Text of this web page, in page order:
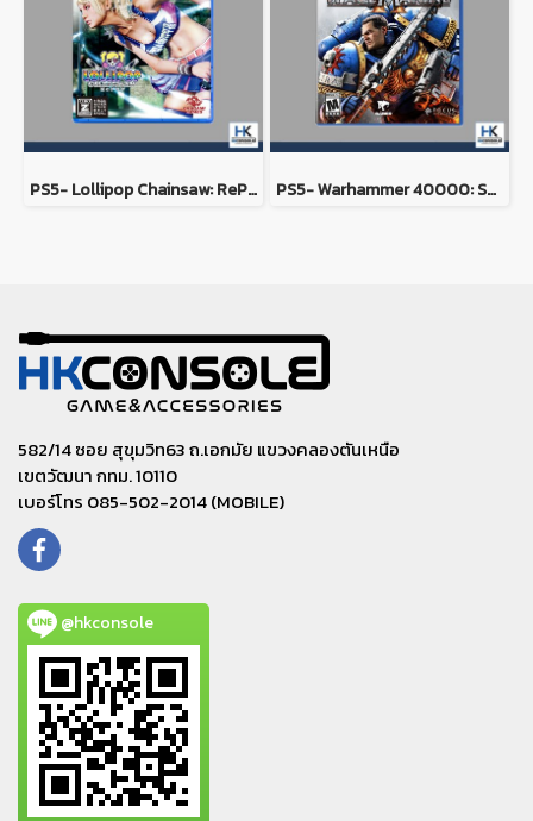
PS5- Lollipop Chainsaw: RePOP PS5- Warhammer 40000: Space Marine 2
582/14 ซอย สุขุมวิท63 ถ.เอกมัย แขวงคลองตันเหนือ
เขตวัฒนา กทม. 10110
เบอร์โทร 085-502-2014 (MOBILE)
@hkconsole